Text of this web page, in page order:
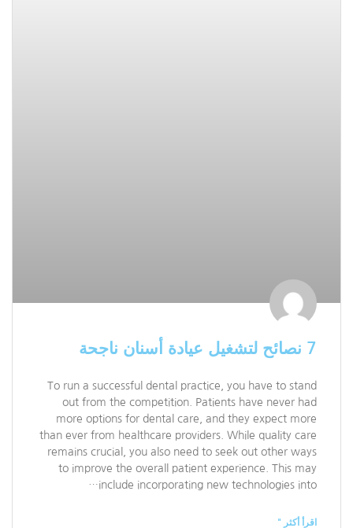
7 نصائح لتشغيل عيادة أسنان ناجحة
To run a successful dental practice, you have to stand
out from the competition. Patients have never had
more options for dental care, and they expect more
than ever from healthcare providers. While quality care
remains crucial, you also need to seek out other ways
to improve the overall patient experience. This may
include incorporating new technologies into…
اقرأ أكثر "